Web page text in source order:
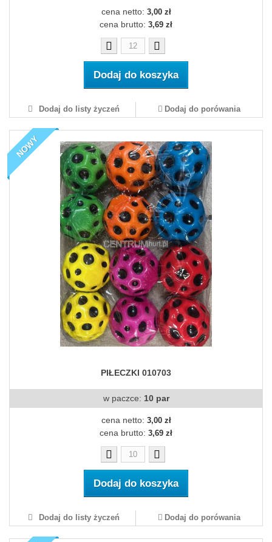
cena netto: 3,00 zł
cena brutto: 3,69 zł
Dodaj do koszyka
Dodaj do listy życzeń Dodaj do porówania
NOWY
PIŁECZKI 010703
w paczce: 10 par
cena netto: 3,00 zł
cena brutto: 3,69 zł
Dodaj do koszyka
Dodaj do listy życzeń Dodaj do porówania